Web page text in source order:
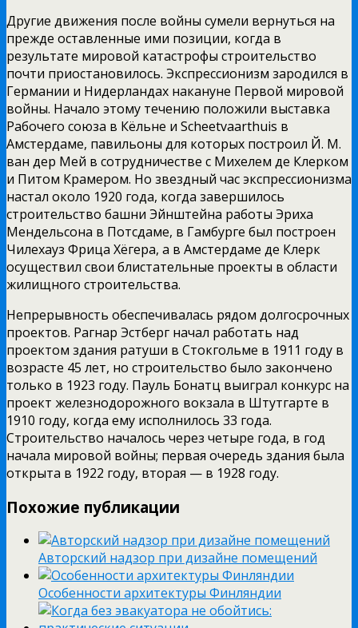
Другие движения после войны сумели вернуться на
прежде оставленные ими позиции, когда в
результате мировой катастрофы строительство
почти приостановилось. Экспрессионизм зародился в
Германии и Нидерландах накануне Первой мировой
войны. Начало этому течению положили выставка
Рабочего союза в Кёльне и Scheetvaarthuis в
Амстердаме, павильоны для которых построил Й. М.
ван дер Мей в сотрудничестве с Михелем де Клерком
и Питом Крамером. Но звездный час экспрессионизма
настал около 1920 года, когда завершилось
строительство башни Эйнштейна работы Эриха
Мендельсона в Потсдаме, в Гамбурге был построен
Чилехауз Фрица Хёгера, а в Амстердаме де Клерк
осуществил свои блистательные проекты в области
жилищного строительства.
Непрерывность обеспечивалась рядом долгосрочных
проектов. Рагнар Эстберг начал работать над
проектом здания ратуши в Стокгольме в 1911 году в
возрасте 45 лет, но строительство было закончено
только в 1923 году. Пауль Бонатц выиграл конкурс на
проект железнодорожного вокзала в Штутгарте в
1910 году, когда ему исполнилось 33 года.
Строительство началось через четыре года, в год
начала мировой войны; первая очередь здания была
открыта в 1922 году, вторая — в 1928 году.
Похожие публикации
Авторский надзор при дизайне помещений
Особенности архитектуры Финляндии